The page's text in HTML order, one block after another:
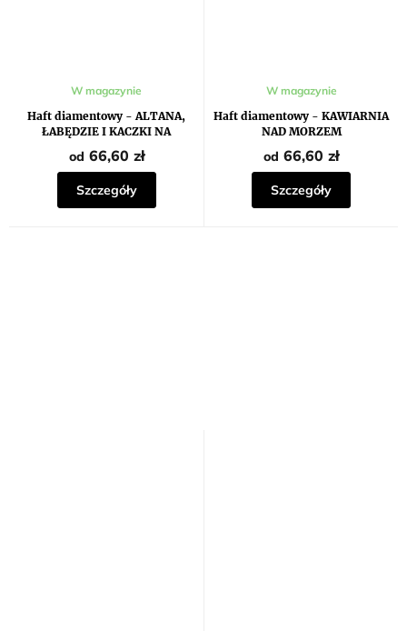
Haft diamentowy - ALTANA,
ŁABĘDZIE I KACZKI NA
W magazynie
od 66,60 zł
Szczegóły
Haft diamentowy - KAWIARNIA
NAD MORZEM
W magazynie
od 66,60 zł
Szczegóły